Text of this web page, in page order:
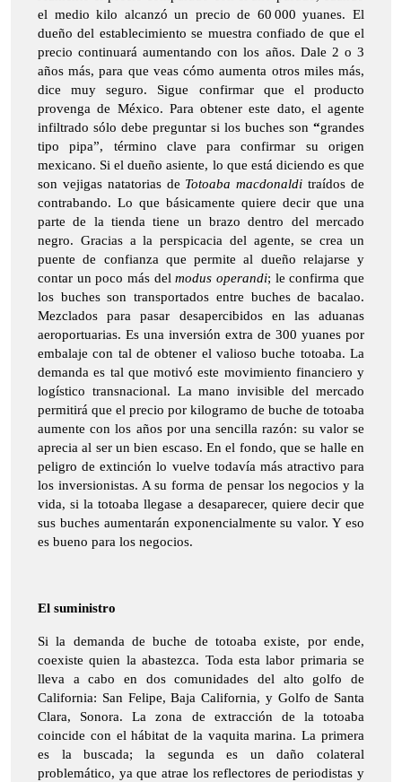
el medio kilo alcanzó un precio de 60 000 yuanes. El
dueño del establecimiento se muestra confiado de que el
precio continuará aumentando con los años. Dale 2 o 3
años más, para que veas cómo aumenta otros miles más,
dice muy seguro. Sigue confirmar que el producto
provenga de México. Para obtener este dato, el agente
infiltrado sólo debe preguntar si los buches son “grandes
tipo pipa”, término clave para confirmar su origen
mexicano. Si el dueño asiente, lo que está diciendo es que
son vejigas natatorias de Totoaba macdonalditraídos de
contrabando. Lo que básicamente quiere decir que una
parte de la tienda tiene un brazo dentro del mercado
negro. Gracias a la perspicacia del agente, se crea un
puente de confianza que permite al dueño relajarse y
contar un poco más delmodus operandi; le confirma que
los buches son transportados entre buches de bacalao.
Mezclados para pasar desapercibidos en las aduanas
aeroportuarias. Es una inversión extra de 300 yuanes por
embalaje con tal de obtener el valioso buche totoaba. La
demanda es tal que motivó este movimiento financiero y
logístico transnacional. La mano invisible del mercado
permitirá que el precio por kilogramo de buche de totoaba
aumente con los años por una sencilla razón: su valor se
aprecia al ser un bien escaso. En el fondo, que se halle en
peligro de extinción lo vuelve todavía más atractivo para
los inversionistas. A su forma de pensar los negocios y la
vida, si la totoaba llegase a desaparecer, quiere decir que
sus buches aumentarán exponencialmente su valor. Y eso
es bueno para los negocios.
El suministro
Si la demanda de buche de totoaba existe, por ende,
coexiste quien la abastezca. Toda esta labor primaria se
lleva a cabo en dos comunidades del alto golfo de
California: San Felipe, Baja California, y Golfo de Santa
Clara, Sonora. La zona de extracción de la totoaba
coincide con el hábitat de la vaquita marina. La primera
es la buscada; la segunda es un daño colateral
problemático, ya que atrae los reflectores de periodistas y